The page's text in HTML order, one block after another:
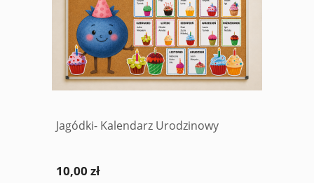
Jagódki- Kalendarz Urodzinowy
10,00 zł